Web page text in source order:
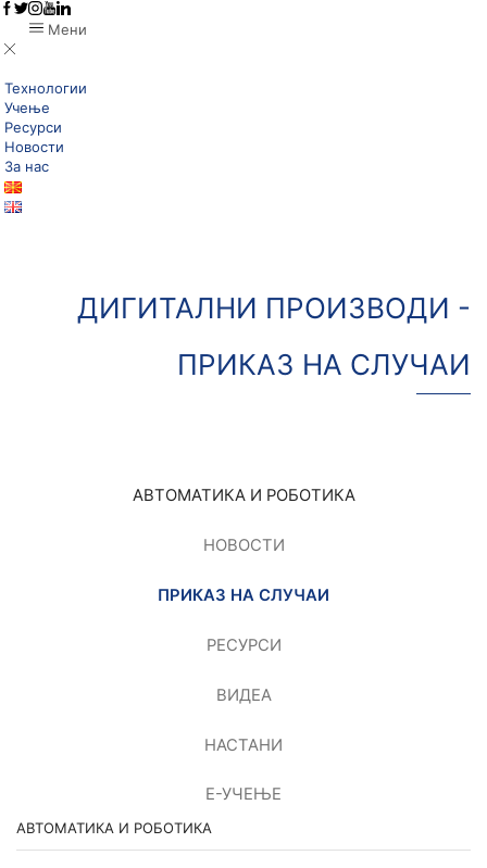
Мени
Технологии
Учење
Ресурси
Новости
За нас
ДИГИТАЛНИ ПРОИЗВОДИ -
ПРИКАЗ НА СЛУЧАИ
АВТОМАТИКА И РОБОТИКА
НОВОСТИ
ПРИКАЗ НА СЛУЧАИ
РЕСУРСИ
ВИДЕА
НАСТАНИ
Е-УЧЕЊЕ
АВТОМАТИКА И РОБОТИКА